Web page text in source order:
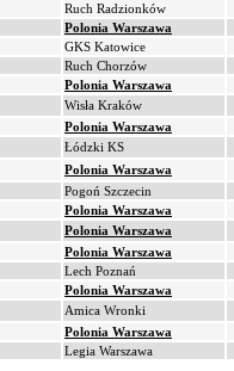
Ruch Radzionków
Polonia Warszawa
GKS Katowice
Ruch Chorzów
Polonia Warszawa
Wisła Kraków
Polonia Warszawa
Łódzki KS
Polonia Warszawa
Pogoń Szczecin
Polonia Warszawa
Polonia Warszawa
Polonia Warszawa
Lech Poznań
Polonia Warszawa
Amica Wronki
Polonia Warszawa
Legia Warszawa